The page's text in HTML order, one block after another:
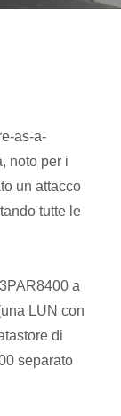
as-a-
noto per i
un attacco
tutte le
a
LUN con
di
separato